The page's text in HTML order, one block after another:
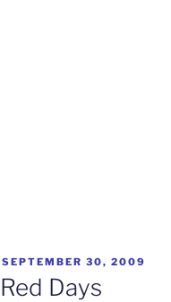
POSTED
ON
SEPTEMBER 30, 2009
Red Days